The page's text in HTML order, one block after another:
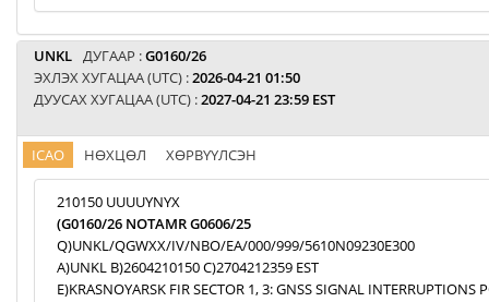
UNKL ДУГААР :G0160/26
ЭХЛЭХ ХУГАЦАА (UTC) :2026-04-21 01:50
ДУУСАХ ХУГАЦАА (UTC) :2027-04-21 23:59 EST
ICAO НӨХЦӨЛ ХӨРВҮҮЛСЭН
210150 UUUUYNYX
(G0160/26 NOTAMR G0606/25
Q)UNKL/QGWXX/IV/NBO/EA/000/999/5610N09230E300
A)UNKL B)2604210150 C)2704212359 EST
E)KRASNOYARSK FIR SECTOR 1, 3: GNSS SIGNAL INTERRUPTIONS